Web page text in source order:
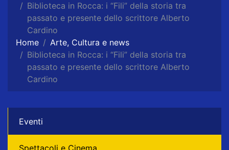
Biblioteca in Rocca: i “Fili” della storia tra
passato e presente dello scrittore Alberto
Cardino
Home
Arte, Cultura e news
Biblioteca in Rocca: i “Fili” della storia tra
passato e presente dello scrittore Alberto
Cardino
Eventi